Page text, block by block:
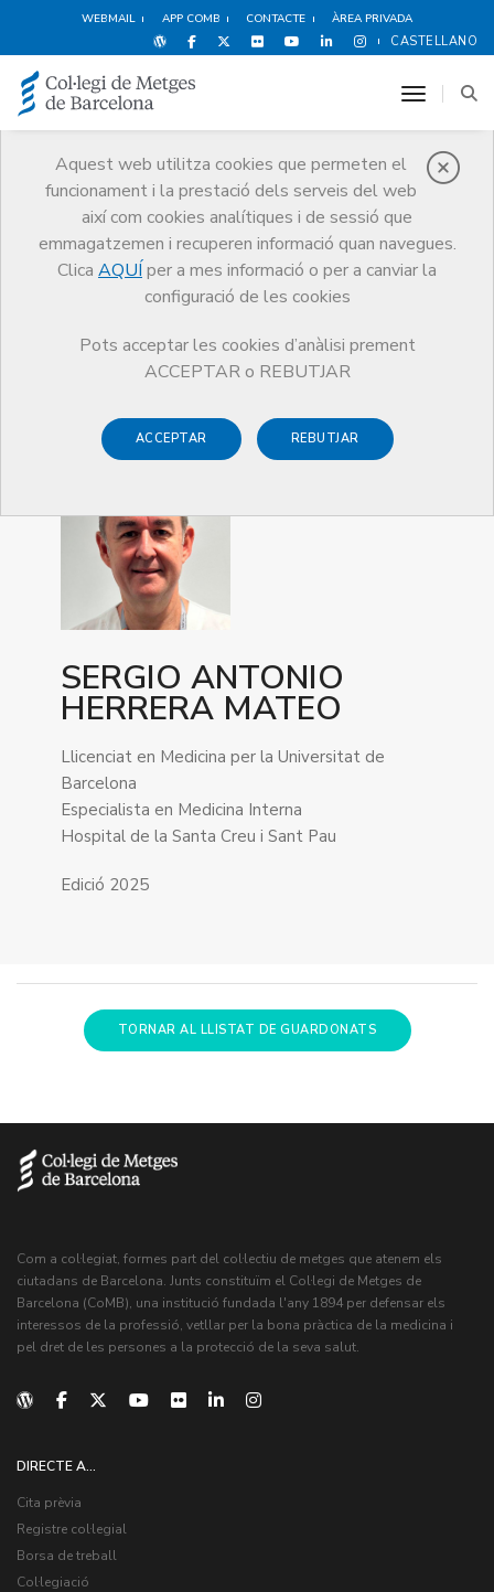
WEBMAIL APP COMB CONTACTE ÀREA PRIVADA
CASTELLANO
Aquest web utilitza cookies que permeten el
funcionament i la prestació dels serveis del web
així com cookies analítiques i de sessió que
emmagatzemen i recuperen informació quan navegues.
Clica AQUÍ per a mes informació o per a canviar la
configuració de les cookies
Pots acceptar les cookies d’anàlisi prement
ACCEPTAR o REBUTJAR
ACCEPTAR REBUTJAR
toggle
Premis
Premis Guardonat Edició 2025
Guardonat Edició 2025
SERGIO ANTONIO
HERRERA MATEO
Llicenciat en Medicina per la Universitat de
Barcelona
Especialista en Medicina Interna
Hospital de la Santa Creu i Sant Pau
Edició 2025
TORNAR AL LLISTAT DE GUARDONATS
Com a col·legiat, formes part del col·lectiu de metges que atenem els
ciutadans de Barcelona. Junts constituïm el Col·legi de Metges de
Barcelona (CoMB), una institució fundada l'any 1894 per defensar els
interessos de la professió, vetllar per la bona pràctica de la medicina i
pel dret de les persones a la protecció de la seva salut.
DIRECTE A...
Cita prèvia
Registre col·legial
Borsa de treball
Col·legiació